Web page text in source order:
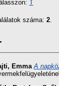
T
száma: 2.
Emma A